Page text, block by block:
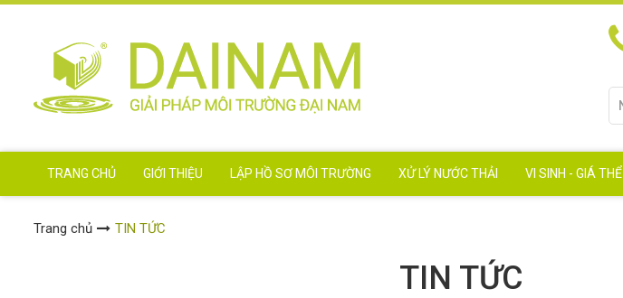
TRANG CHỦ GIỚI THIỆU LẬP HỒ SƠ MÔI TRƯỜNG XỬ LÝ NƯỚC THẢI VI SINH - GIÁ THỂ
Trang chủ TIN TỨC
TIN TỨC